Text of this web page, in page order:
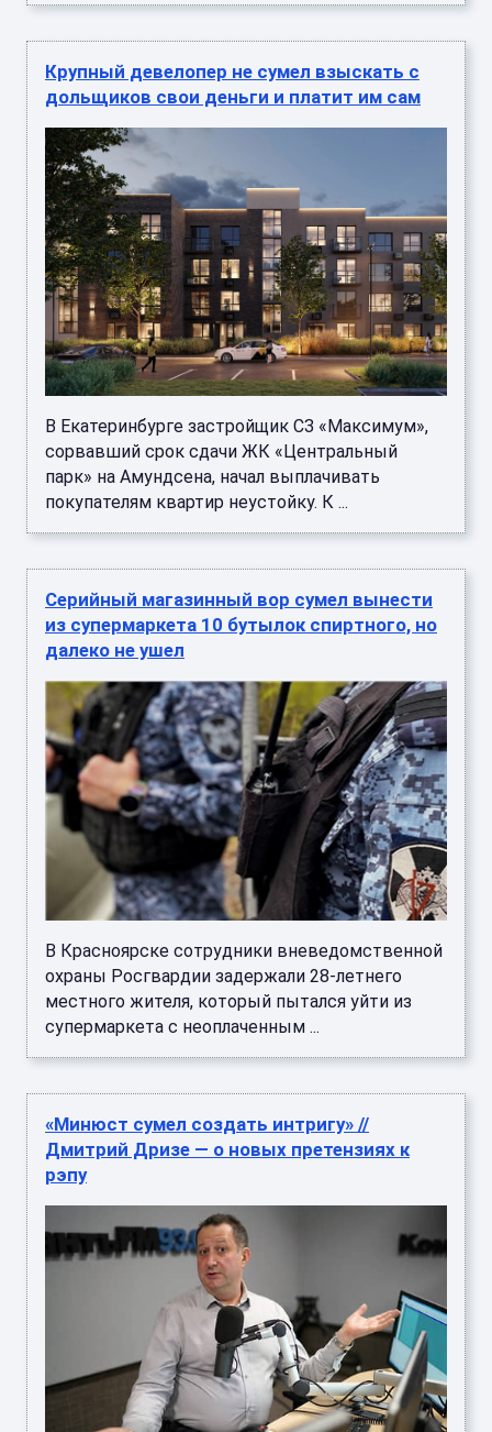
Крупный девелопер не сумел взыскать с
дольщиков свои деньги и платит им сам
В Екатеринбурге застройщик СЗ «Максимум»,
сорвавший срок сдачи ЖК «Центральный
парк» на Амундсена, начал выплачивать
покупателям квартир неустойку. К ...
Серийный магазинный вор сумел вынести
из супермаркета 10 бутылок спиртного, но
далеко не ушел
В Красноярске сотрудники вневедомственной
охраны Росгвардии задержали 28-летнего
местного жителя, который пытался уйти из
супермаркета с неоплаченным ...
«Минюст сумел создать интригу» //
Дмитрий Дризе — о новых претензиях к
рэпу